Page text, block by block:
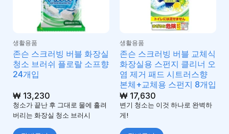
생활용품
존슨 스크러빙 버블 화장실
청소 브러쉬 플로랄 소프향
24개입
₩13,230
청소가 끝난 후 그대로 물에 흘려
버리는 화장실 청소 브러시
생활용품
존슨 스크러빙 버블 교체식
화장실용 스펀지 클리너 오
염 제거 패드 시트러스향
본체+교체용 스펀지 8개입
₩17,630
변기 청소는 이것 하나로 완벽하
게!